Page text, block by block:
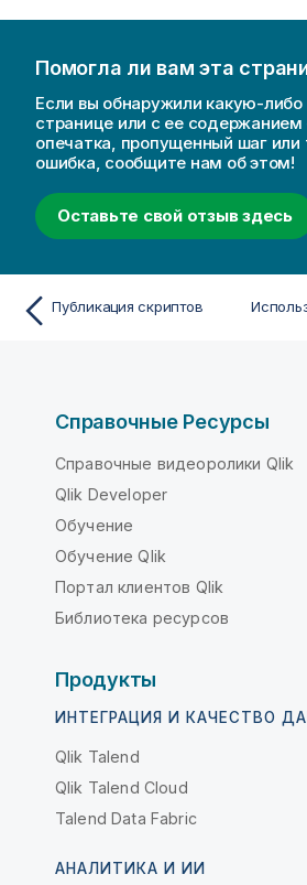
Помогла ли вам эта
Если вы обнаружили какую-
странице или с ее
опечатка, пропущенный шаг или
ошибка, сообщите нам об этом!
Оставьте свой отзыв здесь
Публикация скриптов
Справочные Ресурсы
Справочные видеоролики Qlik
Qlik Developer
Обучение
Обучение Qlik
Портал клиентов Qlik
Библиотека ресурсов
Продукты
ИНТЕГРАЦИЯ И КАЧЕСТВО
Qlik Talend
Qlik Talend Cloud
Talend Data Fabric
АНАЛИТИКА И ИИ